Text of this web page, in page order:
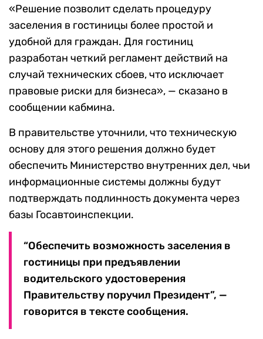
«Решение позволит сделать процедуру
заселения в гостиницы более простой и
удобной для граждан. Для гостиниц
разработан четкий регламент действий на
случай технических сбоев, что исключает
правовые риски для бизнеса», — сказано в
сообщении кабмина.
В правительстве уточнили, что техническую
основу для этого решения должно будет
обеспечить Министерство внутренних дел, чьи
информационные системы должны будут
подтверждать подлинность документа через
базы Госавтоинспекции.
“Обеспечить возможность заселения в
гостиницы при предъявлении
водительского удостоверения
Правительству поручил Президент”, —
говорится в тексте сообщения.